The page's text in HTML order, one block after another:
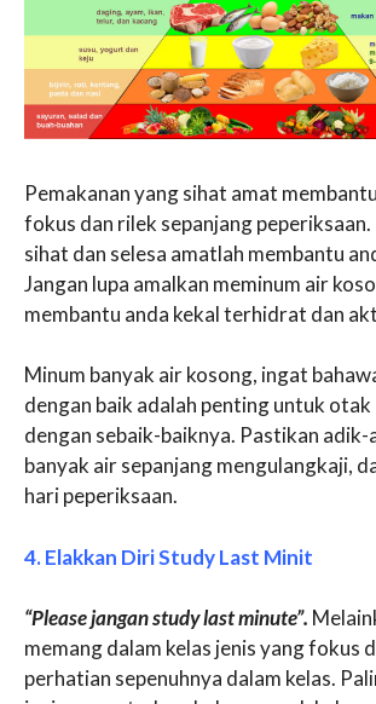
Pemakanan yang sihat amat
fokus dan rilek sepanjang
sihat dan selesa amatlah membantu
Jangan lupa amalkan meminum air
membantu anda kekal terhidrat dan
Minum banyak air kosong, ingat
dengan baik adalah penting untuk otak
dengan sebaik-baiknya. Pastikan adik-
banyak air sepanjang mengulangkaji,
hari peperiksaan.
4. Elakkan Diri Study Last Minit
“Please jangan study last minute”.
memang dalam kelas jenis yang fokus
perhatian sepenuhnya dalam kelas.